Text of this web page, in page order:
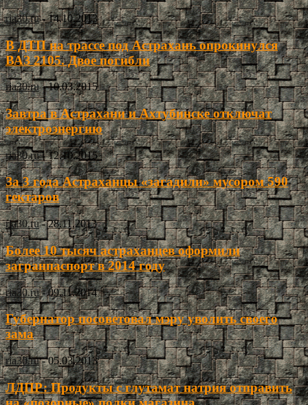
ria30.ru - 14.10.2013
В ДТП на трассе под Астрахань опрокинулся
ВАЗ 2105. Двое погибли
ria30.ru - 10.03.2015
Завтра в Астрахани и Ахтубинске отключат
электроэнергию
ria30.ru - 12.10.2015
За 3 года Астраханцы «загадили» мусором 590
гектаров
ria30.ru - 28.11.2013
Более 10 тысяч астраханцев оформили
загранпаспорт в 2014 году
ria30.ru - 09.11.2014
Губернатор посоветовал мэру уволить своего
зама
ria30.ru - 05.03.2013
ЛДПР: Продукты с глутамат натрия отправить